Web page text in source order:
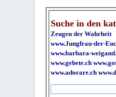
Suche in den
Zeugen der Wahrheit
www.Jungfrau-der-
www.barbara-
www.gebete.ch
www.adorare.ch